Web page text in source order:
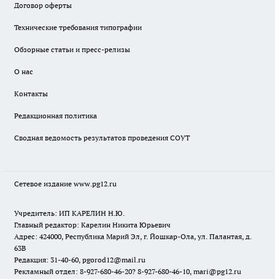
Договор оферты
Технические требования типографии
Обзорные статьи и пресс-релизы
О нас
Контакты
Редакционная политика
Сводная ведомость результатов проведения СОУТ
Сетевое издание www.pg12.ru
Учредитель: ИП КАРЕЛИН Н.Ю.
Главный редактор: Карелин Никита Юрьевич
Адрес: 424000, Республика Марий Эл, г. Йошкар-Ола, ул. Палантая, д.
63В
Редакция: 31-40-60, pgorod12@mail.ru
Рекламный отдел: 8-927-680-46-20? 8-927-680-46-10, mari@pg12.ru